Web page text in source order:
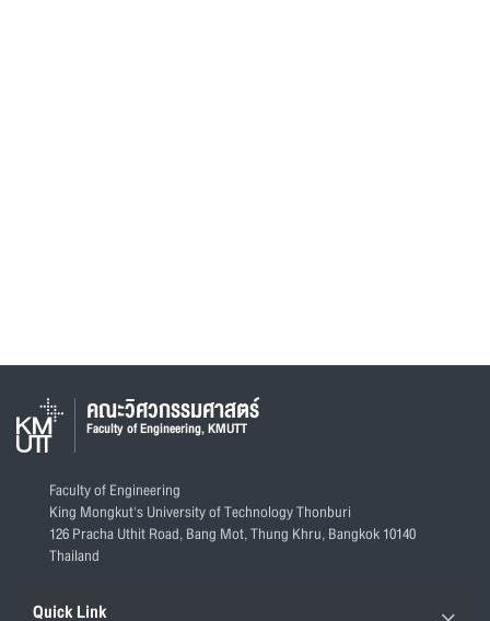
คณะวิศวกรรมศาสตร์
Faculty of Engineering, KMUTT
Faculty of Engineering
King Mongkut's University of Technology Thonburi
126 Pracha Uthit Road, Bang Mot, Thung Khru, Bangkok 10140
Thailand
Quick Link